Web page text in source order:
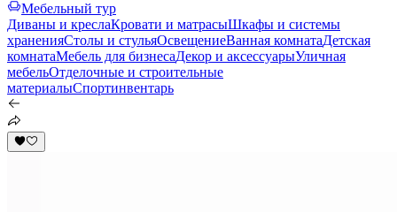
Мебельный тур
Диваны и креслаКровати и матрасыШкафы и системы
храненияСтолы и стульяОсвещениеВанная комнатаДетская
комнатаМебель для бизнесаДекор и аксессуарыУличная
мебельОтделочные и строительные
материалыСпортинвентарь